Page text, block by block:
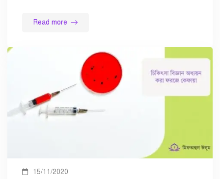
Read more
15/11/2020